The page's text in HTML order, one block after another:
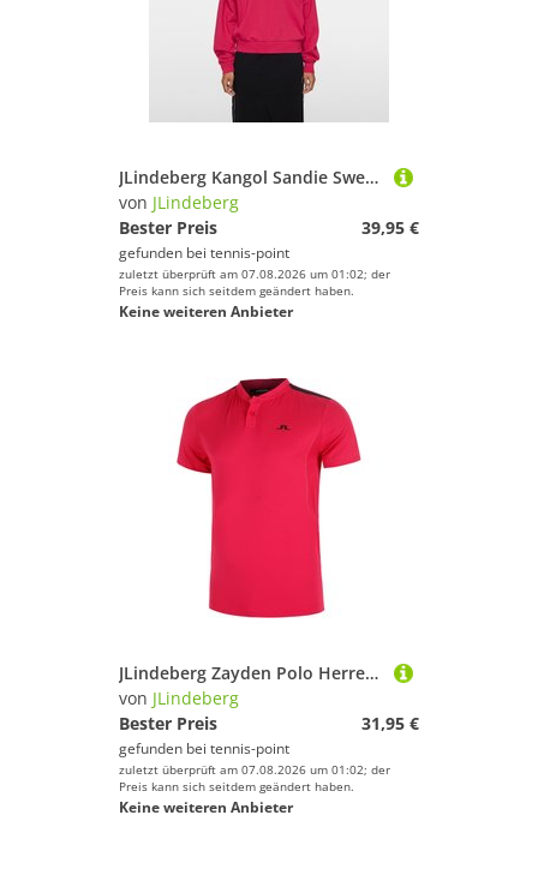
JLindeberg Kangol Sandie Sweatshirt Damen - Pink
von JLindeberg
Bester Preis
39,95 €
gefunden bei tennis-point
zuletzt überprüft am 07.08.2026 um 01:02; der
Preis kann sich seitdem geändert haben.
Keine weiteren Anbieter
JLindeberg Zayden Polo Herren - Berry
von JLindeberg
Bester Preis
31,95 €
gefunden bei tennis-point
zuletzt überprüft am 07.08.2026 um 01:02; der
Preis kann sich seitdem geändert haben.
Keine weiteren Anbieter